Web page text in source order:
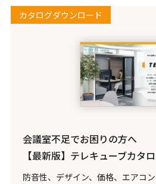
カタログダウンロード
会議室不足でお困りの方へ
【最新版】テレキューブカタ
防音性、デザイン、価格、エアコ